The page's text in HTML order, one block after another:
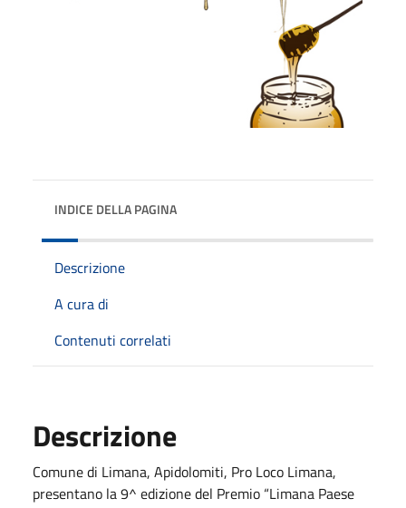
INDICE DELLA PAGINA
Descrizione
A cura di
Contenuti correlati
Descrizione
Comune di Limana, Apidolomiti, Pro Loco Limana,
presentano la 9^ edizione del Premio “Limana Paese